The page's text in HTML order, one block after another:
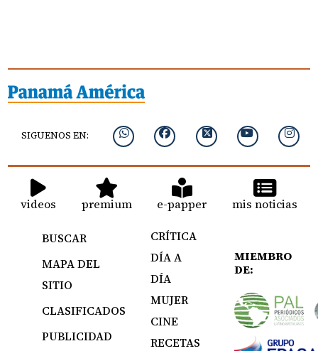
SIGUENOS EN:
videos premium e-papper mis noticias
BUSCAR
MAPA DEL
SITIO
CLASIFICADOS
PUBLICIDAD
CRÍTICA
DÍA A
DÍA
MUJER
CINE
RECETAS
MIEMBRO
DE: